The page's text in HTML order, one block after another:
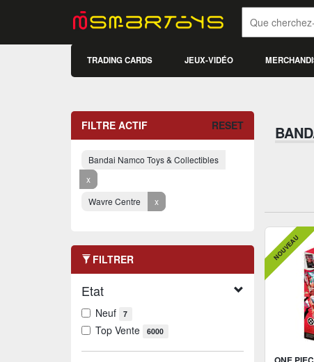
TRADING CARDS JEUX-VIDÉO
FILTRE ACTIF RESET
Bandai Namco Toys & Collectibles
x
Wavre Centre
x
FILTRER
Etat
Neuf 7
Top Vente 6000
NOUVEAU